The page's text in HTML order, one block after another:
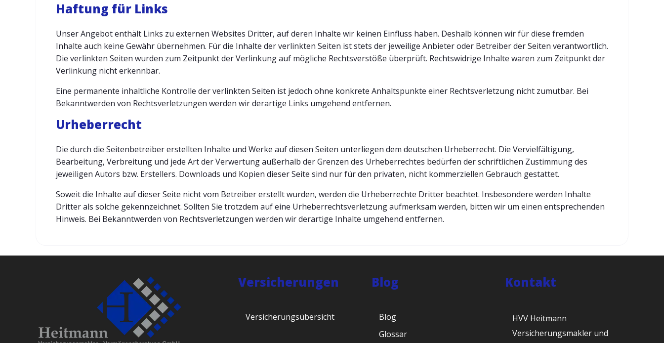
Haftung für Links
Unser Angebot enthält Links zu externen Websites Dritter, auf deren Inhalte wir keinen Einfluss haben. Deshalb können wir für diese fremden
Inhalte auch keine Gewähr übernehmen. Für die Inhalte der verlinkten Seiten ist stets der jeweilige Anbieter oder Betreiber der Seiten verantwortlich.
Die verlinkten Seiten wurden zum Zeitpunkt der Verlinkung auf mögliche Rechtsverstöße überprüft. Rechtswidrige Inhalte waren zum Zeitpunkt der
Verlinkung nicht erkennbar.
Eine permanente inhaltliche Kontrolle der verlinkten Seiten ist jedoch ohne konkrete Anhaltspunkte einer Rechtsverletzung nicht zumutbar. Bei
Bekanntwerden von Rechtsverletzungen werden wir derartige Links umgehend entfernen.
Urheberrecht
Die durch die Seitenbetreiber erstellten Inhalte und Werke auf diesen Seiten unterliegen dem deutschen Urheberrecht. Die Vervielfältigung,
Bearbeitung, Verbreitung und jede Art der Verwertung außerhalb der Grenzen des Urheberrechtes bedürfen der schriftlichen Zustimmung des
jeweiligen Autors bzw. Erstellers. Downloads und Kopien dieser Seite sind nur für den privaten, nicht kommerziellen Gebrauch gestattet.
Soweit die Inhalte auf dieser Seite nicht vom Betreiber erstellt wurden, werden die Urheberrechte Dritter beachtet. Insbesondere werden Inhalte
Dritter als solche gekennzeichnet. Sollten Sie trotzdem auf eine Urheberrechtsverletzung aufmerksam werden, bitten wir um einen entsprechenden
Hinweis. Bei Bekanntwerden von Rechtsverletzungen werden wir derartige Inhalte umgehend entfernen.
Versicherungen
Versicherungsübersicht
Blog
Blog
Glossar
Kontakt
HVV Heitmann
Versicherungsmakler und